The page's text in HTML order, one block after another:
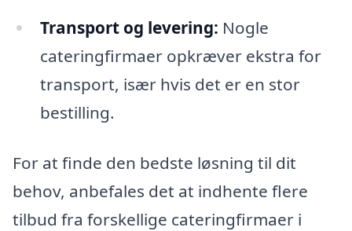
Transport og levering: Nogle
cateringfirmaer opkræver ekstra for
transport, især hvis det er en stor
bestilling.
For at finde den bedste løsning til dit
behov, anbefales det at indhente flere
tilbud fra forskellige cateringfirmaer i